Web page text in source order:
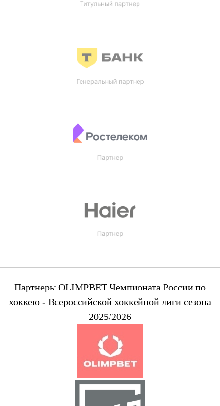
Партнеры OLIMPBET Чемпионата России по
хоккею - Всероссийской хоккейной лиги сезона
2025/2026